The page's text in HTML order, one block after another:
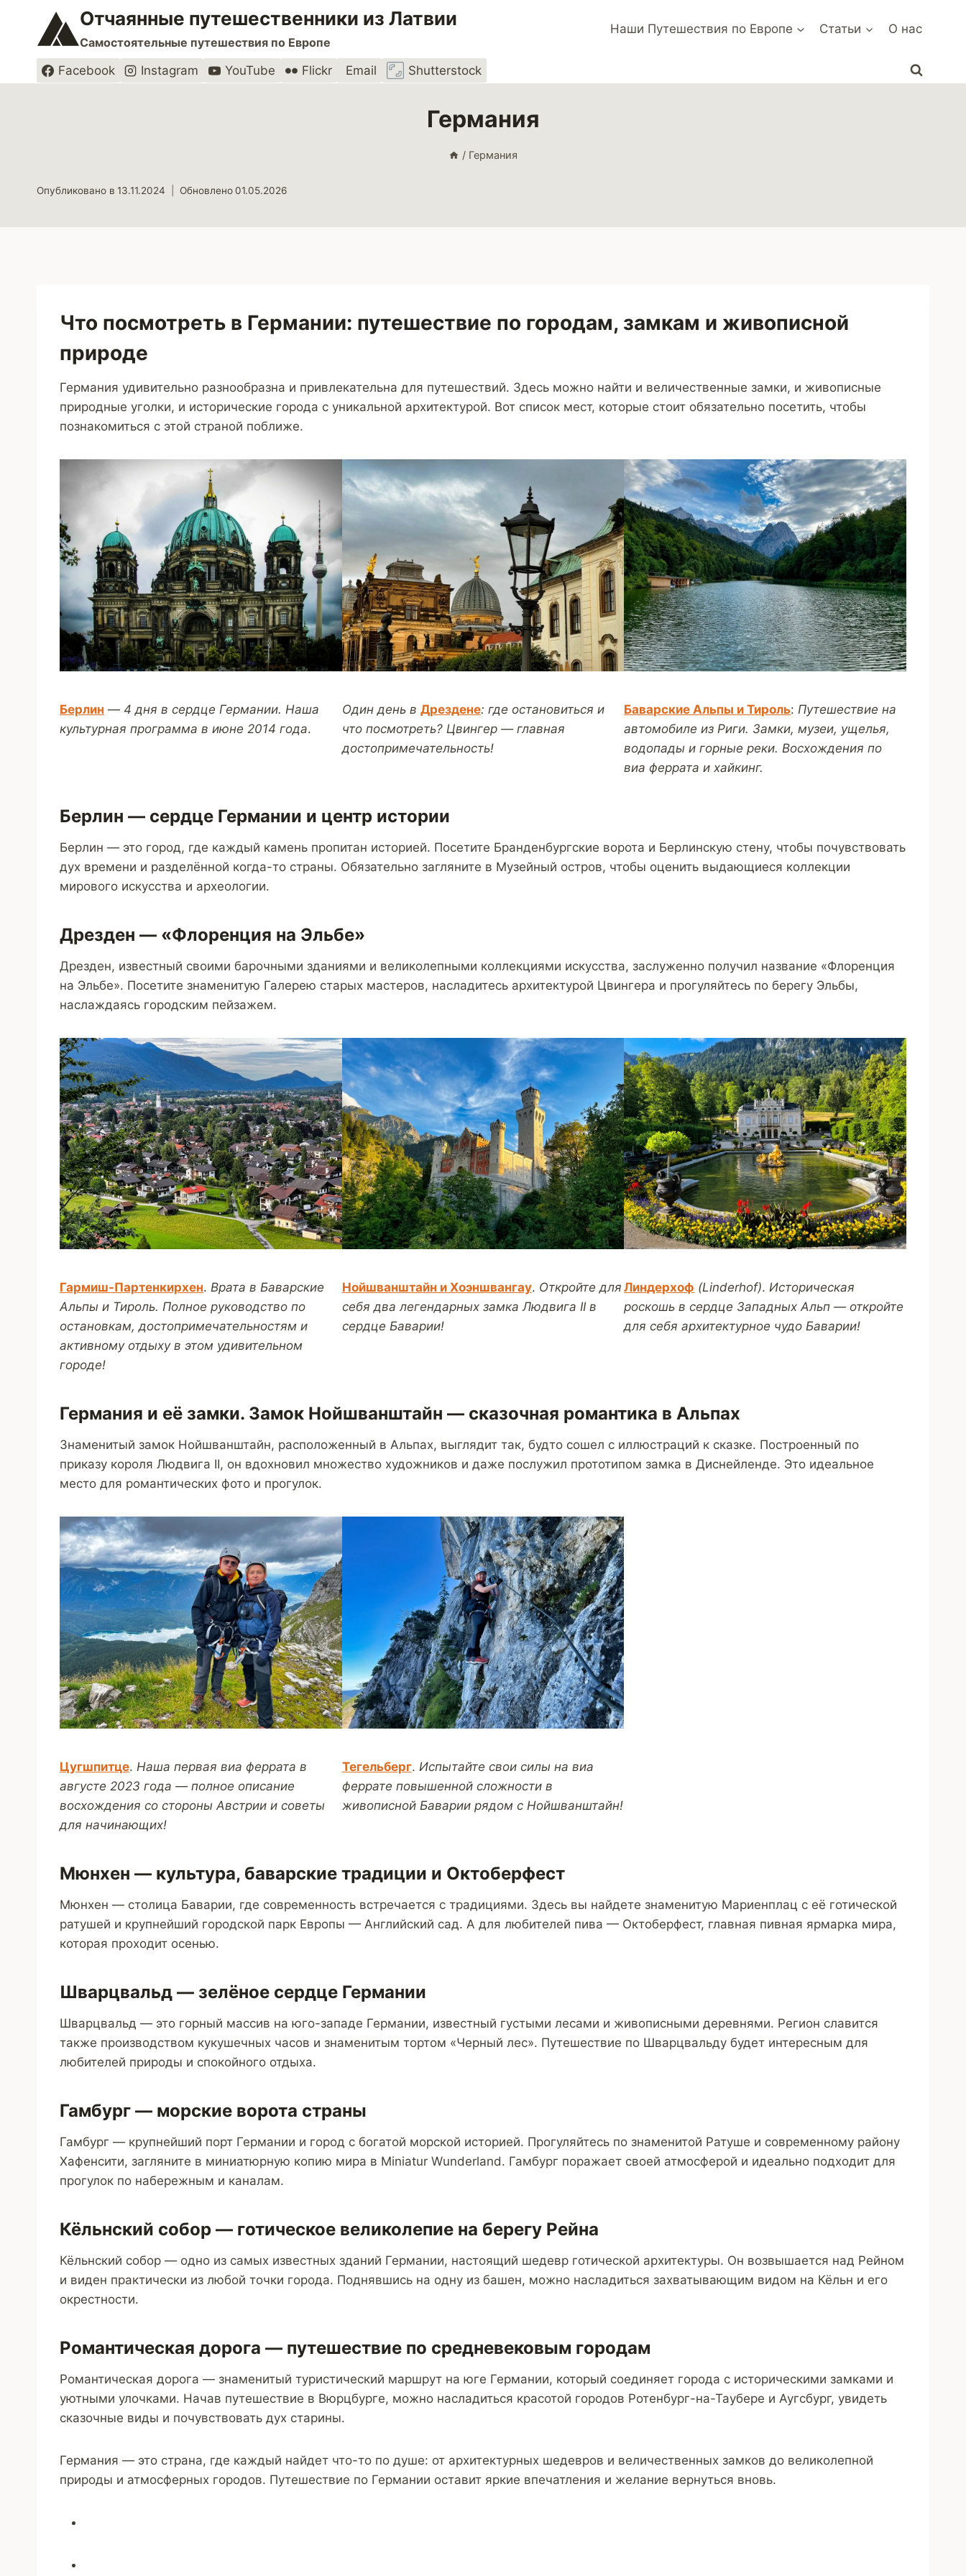
содержимому
Отчаянные путешественники из Латвии
Самостоятельные путешествия по Европе
Наши Путешествия по Европе Статьи О нас
Facebook Instagram YouTube Flickr Email Shutterstock
Германия
/ Германия
Опубликовано в 13.11.2024 Обновлено 01.05.2026
Что посмотреть в Германии: путешествие по городам, замкам и живописной
природе
Германия удивительно разнообразна и привлекательна для путешествий. Здесь можно найти и величественные замки, и живописные
природные уголки, и исторические города с уникальной архитектурой. Вот список мест, которые стоит обязательно посетить, чтобы
познакомиться с этой страной поближе.
Берлин — 4 дня в сердце Германии. Наша
культурная программа в июне 2014 года.
Один день в Дрездене: где остановиться и
что посмотреть? Цвингер — главная
достопримечательность!
Баварские Альпы и Тироль: Путешествие на
автомобиле из Риги. Замки, музеи, ущелья,
водопады и горные реки. Восхождения по
виа феррата и хайкинг.
Берлин — сердце Германии и центр истории
Берлин — это город, где каждый камень пропитан историей. Посетите Бранденбургские ворота и Берлинскую стену, чтобы почувствовать
дух времени и разделённой когда-то страны. Обязательно загляните в Музейный остров, чтобы оценить выдающиеся коллекции
мирового искусства и археологии.
Дрезден — «Флоренция на Эльбе»
Дрезден, известный своими барочными зданиями и великолепными коллекциями искусства, заслуженно получил название «Флоренция
на Эльбе». Посетите знаменитую Галерею старых мастеров, насладитесь архитектурой Цвингера и прогуляйтесь по берегу Эльбы,
наслаждаясь городским пейзажем.
Гармиш-Партенкирхен. Врата в Баварские
Альпы и Тироль. Полное руководство по
остановкам, достопримечательностям и
активному отдыху в этом удивительном
городе!
Нойшванштайн и Хоэншвангау. Откройте для
себя два легендарных замка Людвига II в
сердце Баварии!
Линдерхоф (Linderhof).Историческая
роскошь в сердце Западных Альп — откройте
для себя архитектурное чудо Баварии!
Германия и её замки. Замок Нойшванштайн — сказочная романтика в Альпах
Знаменитый замок Нойшванштайн, расположенный в Альпах, выглядит так, будто сошел с иллюстраций к сказке. Построенный по
приказу короля Людвига II, он вдохновил множество художников и даже послужил прототипом замка в Диснейленде. Это идеальное
место для романтических фото и прогулок.
Цугшпитце. Наша первая виа феррата в
августе 2023 года — полное описание
восхождения со стороны Австрии и советы
для начинающих!
Тегельберг. Испытайте свои силы на виа
феррате повышенной сложности в
живописной Баварии рядом с Нойшванштайн!
Мюнхен — культура, баварские традиции и Октоберфест
Мюнхен — столица Баварии, где современность встречается с традициями. Здесь вы найдете знаменитую Мариенплац с её готической
ратушей и крупнейший городской парк Европы — Английский сад. А для любителей пива — Октоберфест, главная пивная ярмарка мира,
которая проходит осенью.
Шварцвальд — зелёное сердце Германии
Шварцвальд — это горный массив на юго-западе Германии, известный густыми лесами и живописными деревнями. Регион славится
также производством кукушечных часов и знаменитым тортом «Черный лес». Путешествие по Шварцвальду будет интересным для
любителей природы и спокойного отдыха.
Гамбург — морские ворота страны
Гамбург — крупнейший порт Германии и город с богатой морской историей. Прогуляйтесь по знаменитой Ратуше и современному району
Хафенсити, загляните в миниатюрную копию мира в Miniatur Wunderland. Гамбург поражает своей атмосферой и идеально подходит для
прогулок по набережным и каналам.
Кёльнский собор — готическое великолепие на берегу Рейна
Кёльнский собор — одно из самых известных зданий Германии, настоящий шедевр готической архитектуры. Он возвышается над Рейном
и виден практически из любой точки города. Поднявшись на одну из башен, можно насладиться захватывающим видом на Кёльн и его
окрестности.
Романтическая дорога — путешествие по средневековым городам
Романтическая дорога — знаменитый туристический маршрут на юге Германии, который соединяет города с историческими замками и
уютными улочками. Начав путешествие в Вюрцбурге, можно насладиться красотой городов Ротенбург-на-Таубере и Аугсбург, увидеть
сказочные виды и почувствовать дух старины.
Германия — это страна, где каждый найдет что-то по душе: от архитектурных шедевров и величественных замков до великолепной
природы и атмосферных городов. Путешествие по Германии оставит яркие впечатления и желание вернуться вновь.